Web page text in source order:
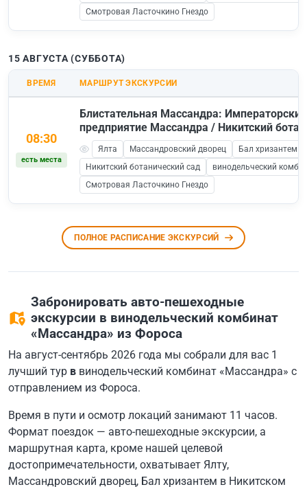
Смотровая Ласточкино Гнездо
15 АВГУСТА (СУББОТА)
ВРЕМЯ МАРШРУТ ЭКСКУРСИИ
08:30
есть места
Блистательная Массандра:
предприятие Массандра / Никитский
Ялта Массандровский дворец
Бал хризантем
Никитский ботанический сад
винодельческий
Смотровая Ласточкино Гнездо
ПОЛНОЕ РАСПИСАНИЕ ЭКСКУРСИЙ
Забронировать авто-пешеходные
экскурсии в винодельческий комбинат
«Массандра» из Фороса
На август-сентябрь 2026 года мы собрали для вас 1
лучший тур в винодельческий комбинат «Массандра» с
отправлением из Фороса.
Время в пути и осмотр локаций занимают 11 часов.
Формат поездок — авто-пешеходные экскурсии, а
маршрутная карта, кроме нашей целевой
достопримечательности, охватывает Ялту,
Массандровский дворец, Бал хризантем в Никитском